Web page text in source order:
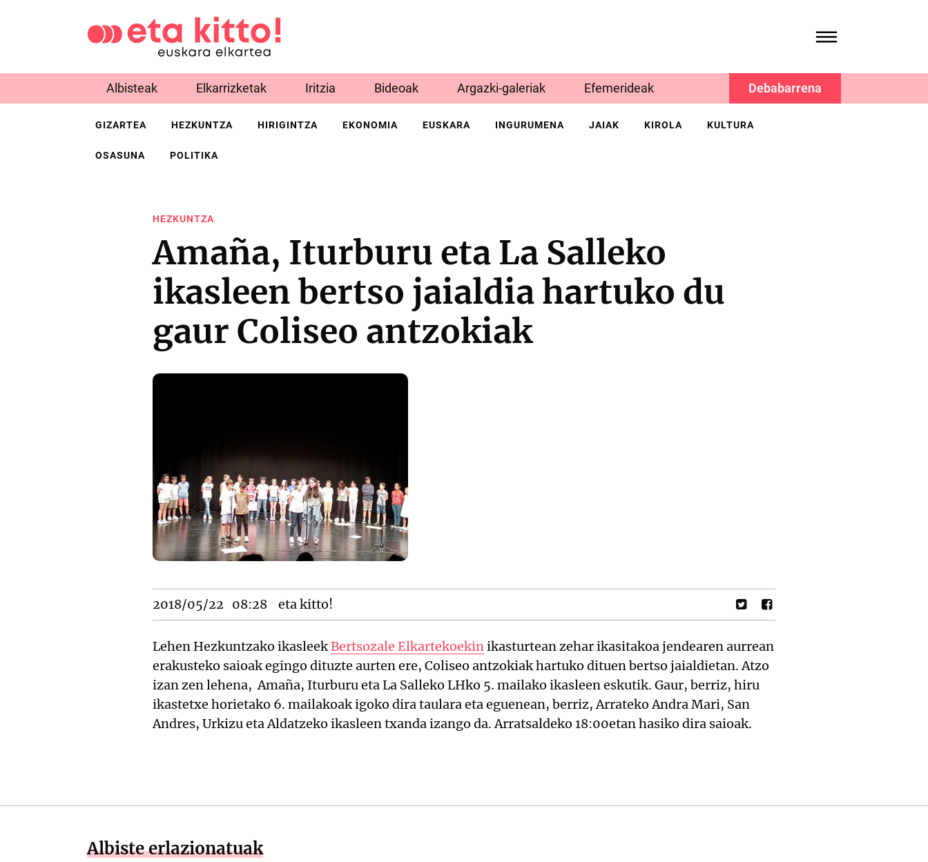
Albisteak Elkarrizketak Iritzia Bideoak Argazki-galeriak Efemerideak Debabarrena
GIZARTEA HEZKUNTZA HIRIGINTZA EKONOMIA EUSKARA INGURUMENA JAIAK KIROLA KULTURA
OSASUNA POLITIKA
HEZKUNTZA
Amaña, Iturburu eta La Salleko
ikasleen bertso jaialdia hartuko du
gaur Coliseo antzokiak
2018/05/22 08:28 eta kitto!
Lehen Hezkuntzako ikasleekBertsozale Elkartekoekinikasturtean zehar ikasitakoa jendearen aurrean
erakusteko saioak egingo dituzte aurten ere, Coliseo antzokiak hartuko dituen bertso jaialdietan. Atzo
izan zen lehena, Amaña, Iturburu eta La Salleko LHko 5. mailako ikasleen eskutik. Gaur, berriz, hiru
ikastetxe horietako 6. mailakoak igoko dira taulara eta eguenean, berriz, Arrateko Andra Mari, San
Andres, Urkizu eta Aldatzeko ikasleen txanda izango da. Arratsaldeko 18:00etan hasiko dira saioak.
Albiste erlazionatuak